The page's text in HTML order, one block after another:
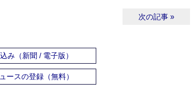
次の記事 »
み（新聞 / 電子版）
ースの登録（無料）